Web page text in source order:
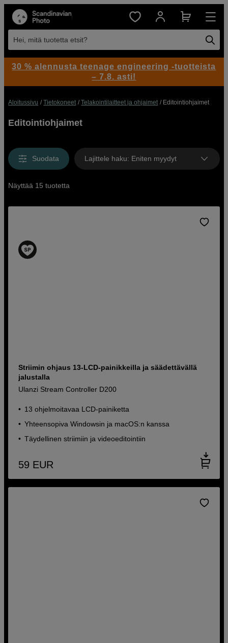
Hei, mitä tuotetta etsit?
Aloitussivu Tietokoneet Telakointilaitteet ja ohjaimet Editointiohjaimet
Editointiohjaimet
Suodata Lajittele haku: Eniten myydyt
Näyttää 15 tuotetta
Striimin ohjaus 13-LCD-painikkeilla ja säädettävällä
jalustalla
Ulanzi Stream Controller D200
13 ohjelmoitavaa LCD-painiketta
Yhteensopiva Windowsin ja macOS:n kanssa
Täydellinen striimiin ja videoeditointiin
59 EUR
30 % alennusta teenage engineering -tuotteista
– 7.8. asti!